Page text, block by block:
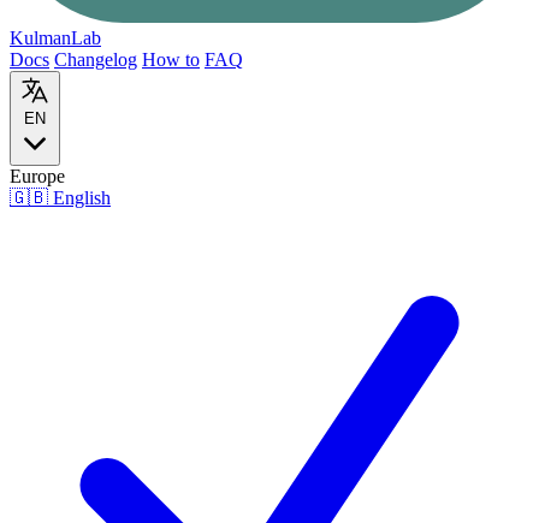
KulmanLab
Docs Changelog How to FAQ
EN
Europe
🇬🇧 English